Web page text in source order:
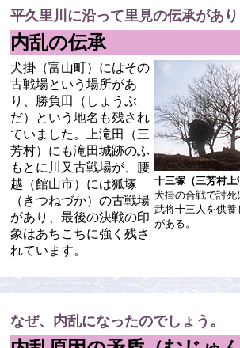
平久里川に沿って里見の伝承があり
内乱の伝承
犬掛（富山町）にはその
古戦場という場所があ
り、勝負田（しょうぶ
だ）という地名も残され
ていました。上滝田（三
芳村）にも滝田城跡のふ
もとに川又古戦場が、腰
越（館山市）には狐塚
（きつねづか）の古戦場
があり、最後の決戦の印
象はあちこちに強く残さ
れています。
十三塚（三芳村上
犬掛の合戦で討
武将十三人を供
がある。
なぜ、内乱になったのでしょう。